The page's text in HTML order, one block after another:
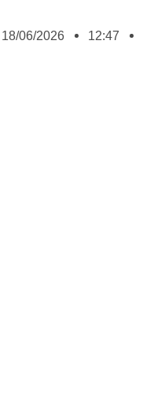
18/06/2026
12:47